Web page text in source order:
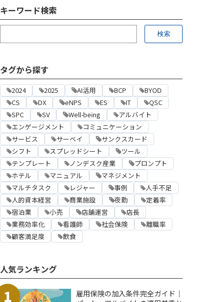
キーワード検索
タグから探す
2024 2025 AI活用 BCP
BYOD
CS
DX eNPS ES IT
QSC
SPC
SV Well-being
アルバイト
エンゲージメント
コミュニケーション
サービス
サーベイ
サンクスカード
シフト
スプレッドシート
ツール
テンプレート
ノンデスク産業
プロンプト
ホテル
マニュアル
マネジメント
マルチタスク
レジャー 事例
人手不足
人的資本経営
商業施設 夜勤
定着率
宿泊業
小売 店舗運営
店長
業務効率化
看護師 社会保険
離職率
顧客満足度
飲食
人気ランキング
1
雇用保険の加入条件完全ガイド｜